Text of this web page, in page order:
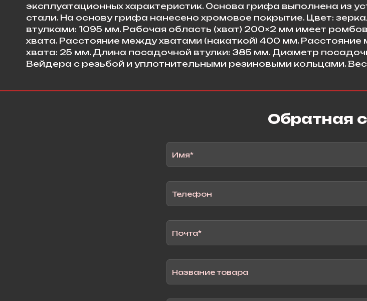
эксплуатационных характеристик. Основа грифа выполнена из
стали. На основу грифа нанесено хромовое покрытие. Цвет:
втулками: 1095 мм. Рабочая область (хват) 200×2 мм имеет
хвата. Расстояние между хватами (накаткой) 400 мм.
хвата: 25 мм. Длина посадочной втулки: 385 мм. Диаметр
Вейдера с резьбой и уплотнительными резиновыми кольцами. Вес:
Обратная